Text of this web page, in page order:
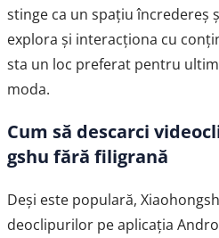
stinge ca un spațiu încredereș
explora și interacționa cu
sta un loc preferat pentru
moda.
Cum să descarci
gshu fără filigrană
Deși este populară,
deoclipurilor pe aplicația